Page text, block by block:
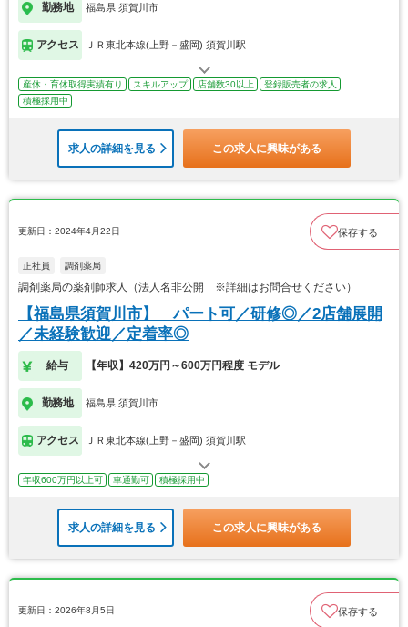
勤務地 福島県 須賀川市
アクセス ＪＲ東北本線(上野－盛岡) 須賀川駅
産休・育休取得実績有り スキルアップ 店舗数30以上
登録販売者の求人
積極採用中
求人の詳細を見る この求人に興味がある
更新日：2024年4月22日 保存する
正社員 調剤薬局
調剤薬局の薬剤師求人（法人名非公開 ※詳細はお問合せください）
【福島県須賀川市】 パート可／研修◎／2店舗展開
／未経験歓迎／定着率◎
給与 【年収】420万円～600万円程度 モデル
勤務地 福島県 須賀川市
アクセス ＪＲ東北本線(上野－盛岡) 須賀川駅
年収600万円以上可 車通勤可 積極採用中
求人の詳細を見る この求人に興味がある
更新日：2026年8月5日 保存する